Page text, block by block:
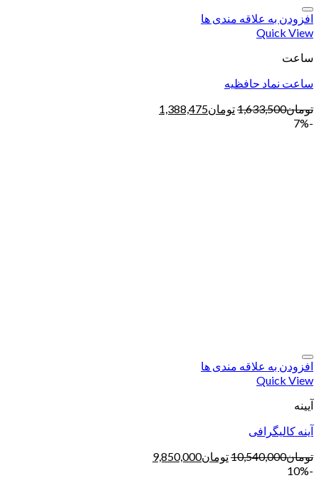
افزودن به علاقه مندی ها
Quick View
ساعت
ساعت نماد حافظیه
تومان1,633,500تومان1,388,475
-7%
افزودن به علاقه مندی ها
Quick View
آیینه
آینه کالیگرافی
تومان10,540,000تومان9,850,000
-10%